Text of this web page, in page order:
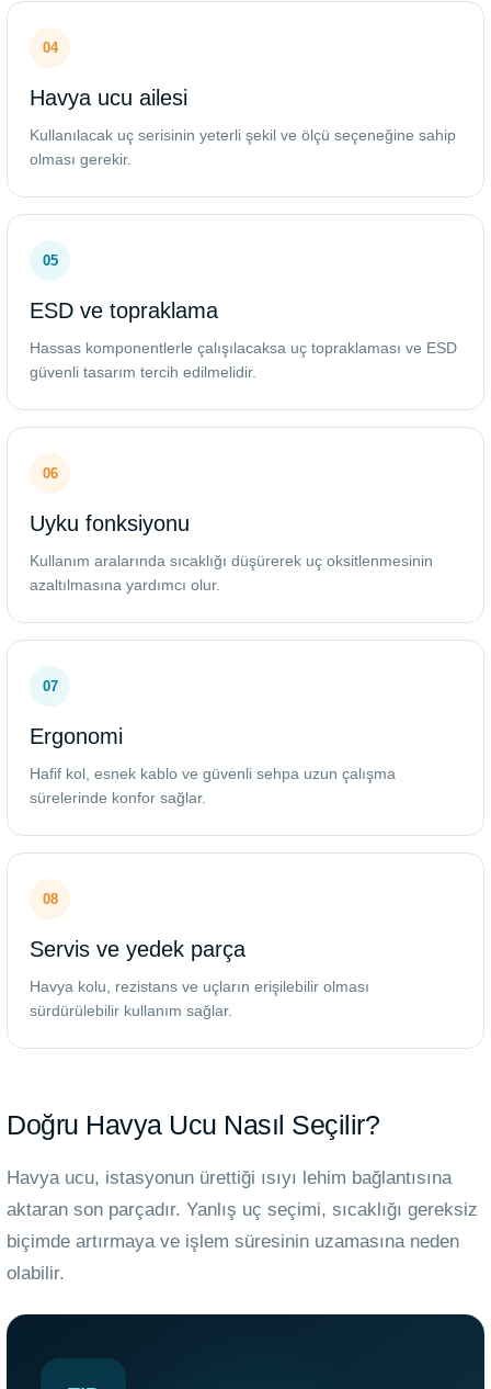
04
Havya ucu ailesi
Kullanılacak uç serisinin yeterli şekil ve ölçü seçeneğine sahip
olması gerekir.
05
ESD ve topraklama
Hassas komponentlerle çalışılacaksa uç topraklaması ve ESD
güvenli tasarım tercih edilmelidir.
06
Uyku fonksiyonu
Kullanım aralarında sıcaklığı düşürerek uç oksitlenmesinin
azaltılmasına yardımcı olur.
07
Ergonomi
Hafif kol, esnek kablo ve güvenli sehpa uzun çalışma
sürelerinde konfor sağlar.
08
Servis ve yedek parça
Havya kolu, rezistans ve uçların erişilebilir olması
sürdürülebilir kullanım sağlar.
Doğru Havya Ucu Nasıl Seçilir?
Havya ucu, istasyonun ürettiği ısıyı lehim bağlantısına
aktaran son parçadır. Yanlış uç seçimi, sıcaklığı gereksiz
biçimde artırmaya ve işlem süresinin uzamasına neden
olabilir.